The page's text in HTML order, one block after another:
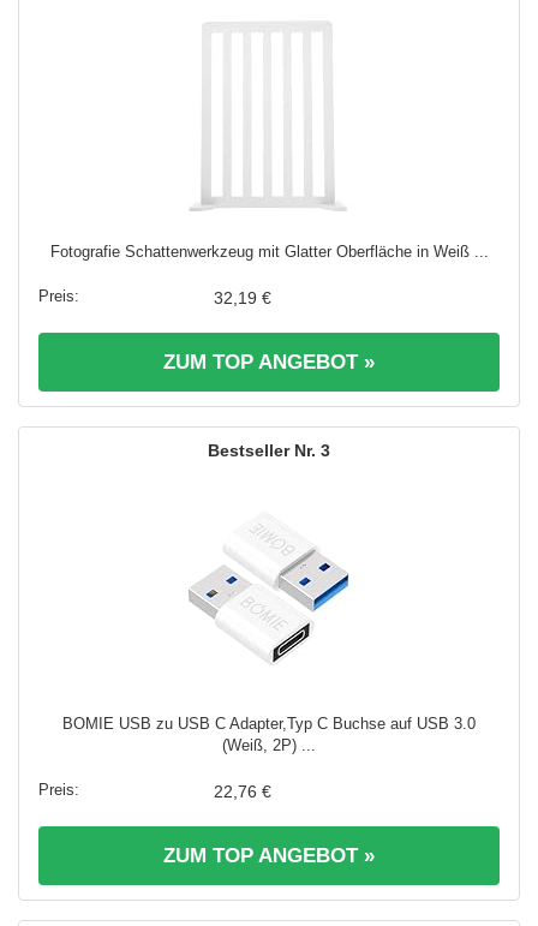
Fotografie Schattenwerkzeug mit Glatter Oberfläche in Weiß ...
32,19 €
ZUM TOP ANGEBOT »
3
BOMIE USB zu USB C Adapter,Typ C Buchse auf USB 3.0
(Weiß, 2P) ...
22,76 €
ZUM TOP ANGEBOT »